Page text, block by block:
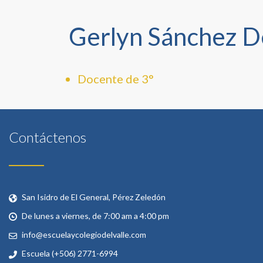
Gerlyn Sánchez
Docente de 3°
Contáctenos
San Isidro de El General, Pérez Zeledón
De lunes a viernes, de 7:00 am a 4:00 pm
info@escuelaycolegiodelvalle.com
Escuela (+506) 2771-6994